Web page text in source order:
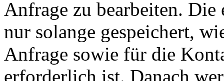
Anfrage zu bearbeiten. Die
nur solange gespeichert,
Anfrage sowie für die
erforderlich ist. Danach